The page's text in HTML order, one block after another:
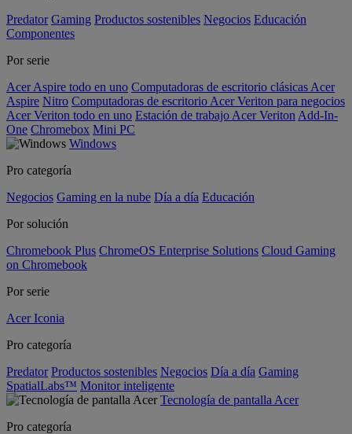
Predator Gaming Productos sostenibles Negocios Educación
Componentes
Por serie
Acer Aspire todo en uno Computadoras de escritorio clásicas Acer
Aspire Nitro Computadoras de escritorio Acer Veriton para negocios
Acer Veriton todo en uno Estación de trabajo Acer Veriton Add-In-
One Chromebox Mini PC
Windows
Pro categoría
Negocios Gaming en la nube Día a día Educación
Por solución
Chromebook Plus ChromeOS Enterprise Solutions Cloud Gaming
on Chromebook
Por serie
Acer Iconia
Pro categoría
Predator Productos sostenibles Negocios Día a día Gaming
SpatialLabs™ Monitor inteligente
Tecnología de pantalla Acer
Pro categoría